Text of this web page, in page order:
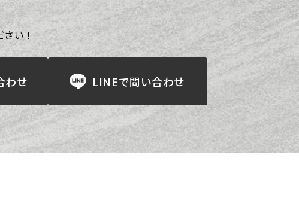
さい！
わせ LINEで問い合わせ